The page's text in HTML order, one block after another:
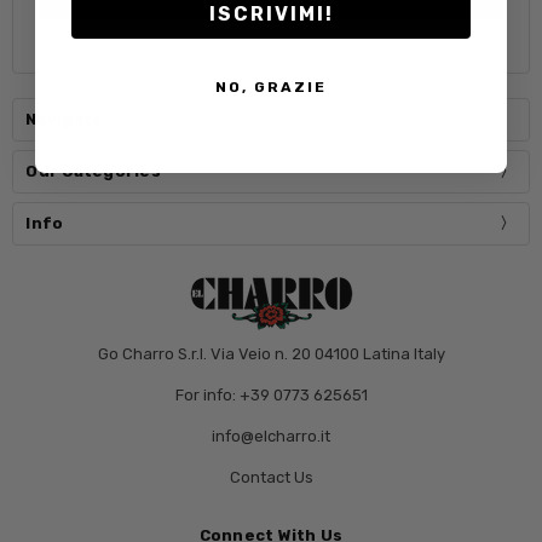
Navigate
Our Categories
Info
Go Charro S.r.l. Via Veio n. 20 04100 Latina Italy
For info: +39 0773 625651
info@elcharro.it
Contact Us
Connect With Us
ISCRIVIMI!
NO, GRAZIE